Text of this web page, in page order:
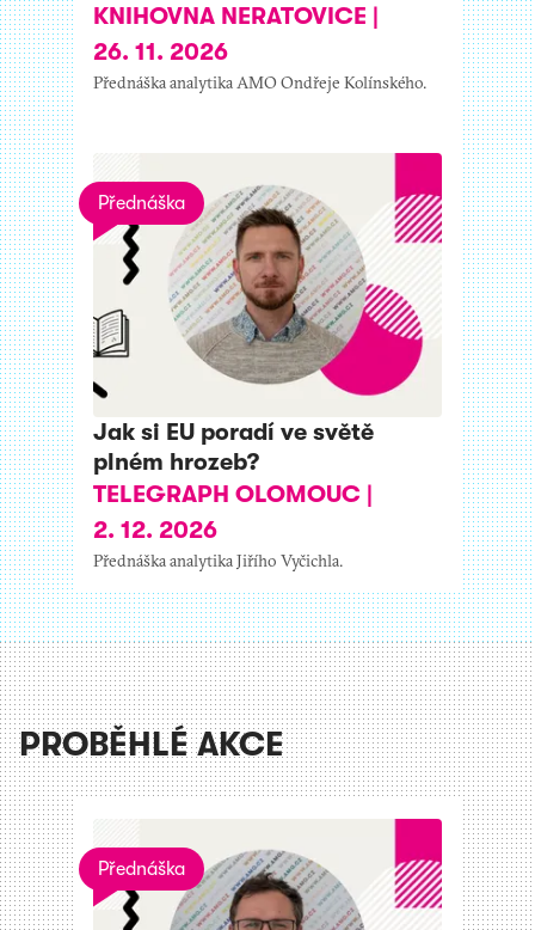
KNIHOVNA NERATOVICE |
26. 11. 2026
Přednáška analytika AMO Ondřeje Kolínského.
Přednáška
Jak si EU poradí ve světě
plném hrozeb?
TELEGRAPH OLOMOUC |
2. 12. 2026
Přednáška analytika Jiřího Vyčichla.
PROBĚHLÉ AKCE
Přednáška